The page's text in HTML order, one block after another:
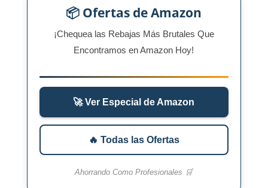
📦 Ofertas de Amazon
¡Chequea las Rebajas Más Brutales Que
Encontramos en Amazon Hoy!
🚀 Ver Especial de Amazon
🔥 Todas las Ofertas
Ahorrando Como Profesionales 🛒